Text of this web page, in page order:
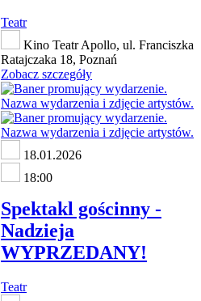
Teatr
Kino Teatr Apollo, ul. Franciszka
Ratajczaka 18, Poznań
Zobacz szczegóły
18.01.2026
18:00
Spektakl gościnny -
Nadzieja
WYPRZEDANY!
Teatr